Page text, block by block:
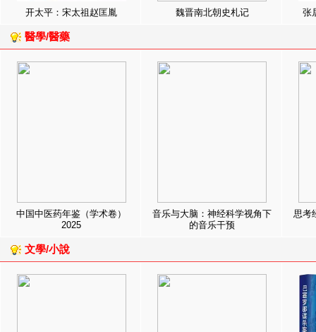
开太平：宋太祖赵匡胤 魏晋南北朝史札记 张
醫學/醫藥
中国中医药年鉴（学术卷）
2025
音乐与大脑：神经科学视角下
的音乐干预
思考
文學/小說